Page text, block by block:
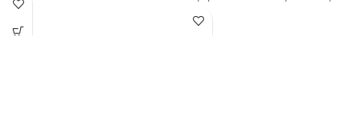
покоління
кондиціонерів оснащена DC-